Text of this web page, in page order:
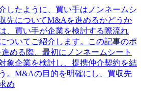
したように、買い手はノンネームシ
先についてM&Aを進めるかどうか
、買い手が企業を検討する際流れ
ついてご紹介します。この記事のポ
める際、最初にノンネームシート
象企業を検討し、提携仲介契約を結
。M&Aの目的を明確にし、買収先
め